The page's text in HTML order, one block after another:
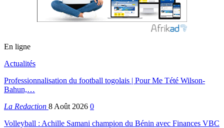
En ligne
Actualités
Professionnalisation du football togolais | Pour Me Tété Wilson-
Bahun,…
La Redaction 8 Août 2026 0
Volleyball : Achille Samani champion du Bénin avec Finances VBC